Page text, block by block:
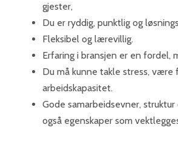
gjester,
Du er ryddig, punktlig og
Fleksibel og lærevillig.
Erfaring i bransjen er en fordel,
Du må kunne takle stress, være
arbeidskapasitet.
Gode samarbeidsevner,
også egenskaper som